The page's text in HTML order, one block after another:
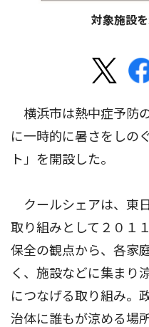
対象施設
横浜市は熱中症予防
に一時的に暑さをしの
ト」を開設した。
クールシェアは、東
取り組みとして２０１
保全の観点から、各家
く、施設などに集まり
につなげる取り組み。
治体に誰もが涼める場